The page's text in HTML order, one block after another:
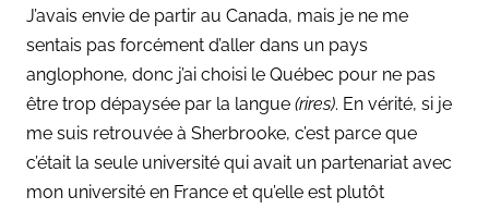
J’avais envie de partir au Canada, mais je ne me
sentais pas forcément d’aller dans un pays
anglophone, donc j’ai choisi le Québec pour ne pas
être trop dépaysée par la langue (rires). En vérité, si je
me suis retrouvée à Sherbrooke, c’est parce que
c’était la seule université qui avait un partenariat avec
mon université en France et qu’elle est plutôt